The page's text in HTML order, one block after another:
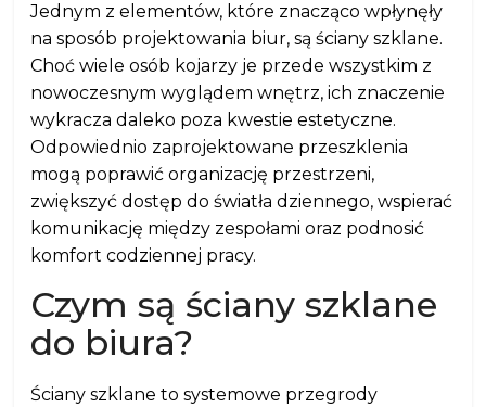
Jednym z elementów, które znacząco wpłynęły
na sposób projektowania biur, są ściany szklane.
Choć wiele osób kojarzy je przede wszystkim z
nowoczesnym wyglądem wnętrz, ich znaczenie
wykracza daleko poza kwestie estetyczne.
Odpowiednio zaprojektowane przeszklenia
mogą poprawić organizację przestrzeni,
zwiększyć dostęp do światła dziennego, wspierać
komunikację między zespołami oraz podnosić
komfort codziennej pracy.
Czym są ściany szklane
do biura?
Ściany szklane to systemowe przegrody